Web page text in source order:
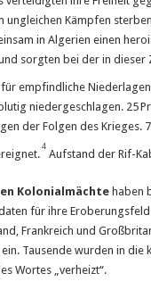
ungleichen Kämpfen
in Algerien einen
sorgten bei der in
empfindliche
niedergeschlagen. 25
der Folgen des Krieges.
4
Aufstand der Rif-
Kolonialmächte haben
für ihre
Frankreich und
Tausende wurden in
Wortes „verheizt“.